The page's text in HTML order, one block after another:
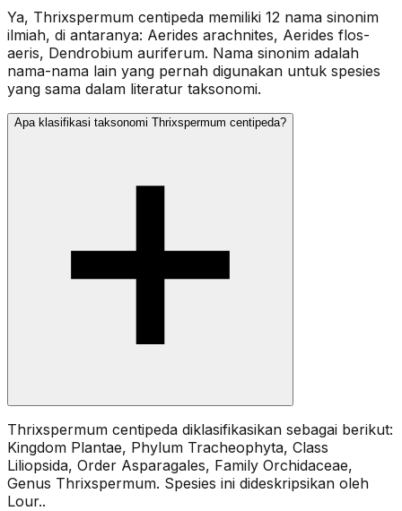
Ya, Thrixspermum centipeda memiliki 12 nama sinonim
ilmiah, di antaranya: Aerides arachnites, Aerides flos-
aeris, Dendrobium auriferum. Nama sinonim adalah
nama-nama lain yang pernah digunakan untuk spesies
yang sama dalam literatur taksonomi.
Apa klasifikasi taksonomi Thrixspermum centipeda?
Thrixspermum centipeda diklasifikasikan sebagai berikut:
Kingdom Plantae, Phylum Tracheophyta, Class
Liliopsida, Order Asparagales, Family Orchidaceae,
Genus Thrixspermum. Spesies ini dideskripsikan oleh
Lour..